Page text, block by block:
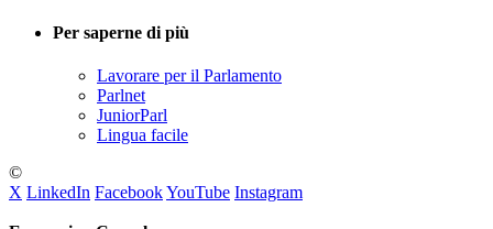
Per saperne di più
Lavorare per il Parlamento
Parlnet
JuniorParl
Lingua facile
©
X LinkedIn FacebookYouTube Instagram